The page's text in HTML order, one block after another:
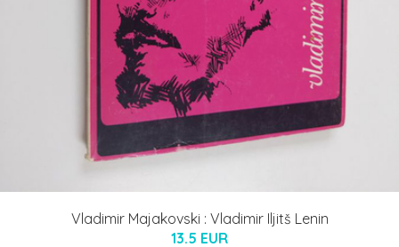
Vladimir Majakovski : Vladimir Iljitš Lenin
13.5 EUR